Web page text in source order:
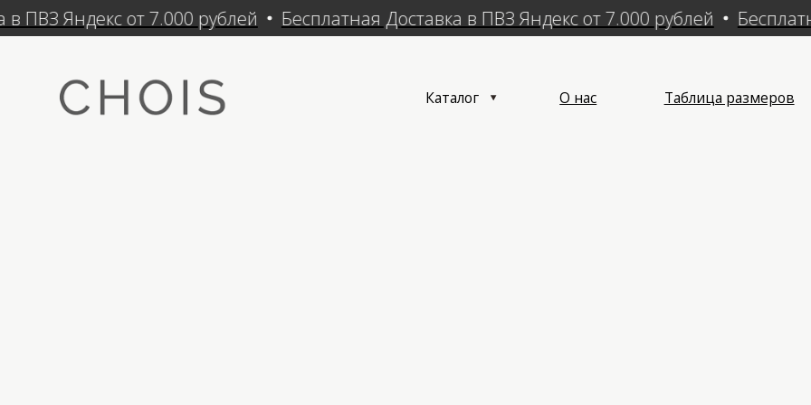
ПВЗ Яндекс от 7.000 рублей Бесплатная Доставка в ПВЗ Яндекс от 7.000 рублей
Таблица размеров